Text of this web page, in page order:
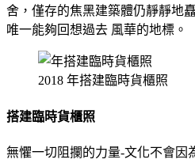
舍，僅存的焦黑建築體仍靜靜地
唯一能夠回想過去 風華的地標。
2018 年搭建臨時貨櫃照
搭建臨時貨櫃照
無懼一切阻攔的力量-文化不會因